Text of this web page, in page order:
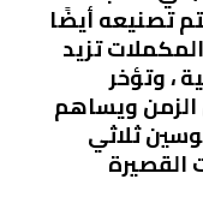
تصنيعه أيضًا
تزيد
، وتؤخر
ويساهم
ثلاثي
القصيرة